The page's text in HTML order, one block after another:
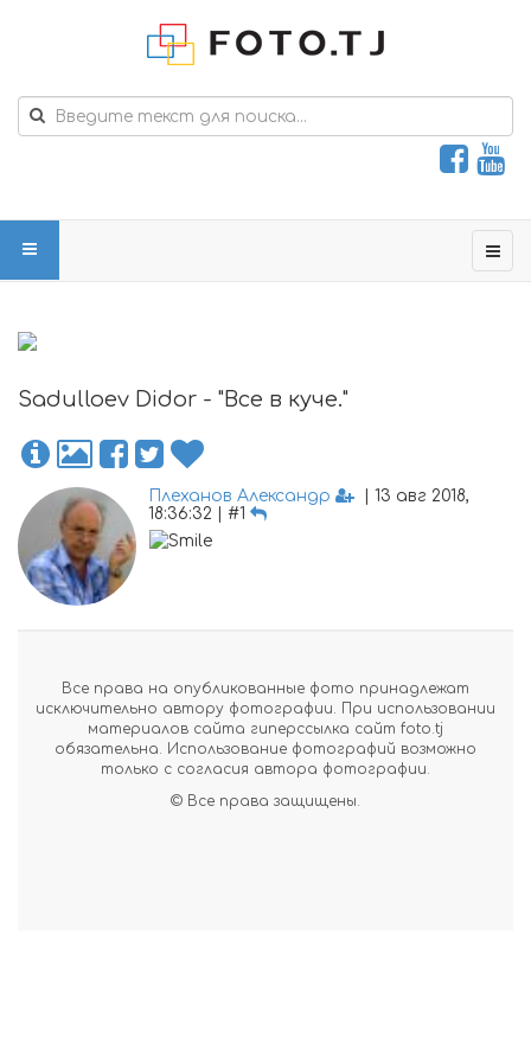
Sadulloev Didor - "Все в куче."
Плеханов Александр
| 13 авг 2018,
18:36:32 | #1
Все права на опубликованные фото принадлежат
исключительно автору фотографии. При использовании
материалов сайта гиперссылка сайт foto.tj
обязательна. Использование фотографий возможно
только с согласия автора фотографии.
© Все права защищены.